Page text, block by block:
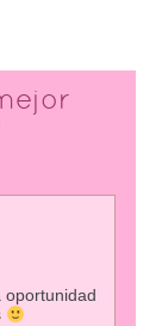
oportunidad